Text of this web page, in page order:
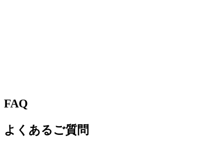
FAQ
よくあるご質問